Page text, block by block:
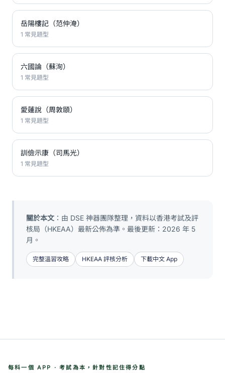
岳陽樓記（范仲淹）
1 常見題型
六國論（蘇洵）
1 常見題型
愛蓮說（周敦頤）
1 常見題型
訓儉示康（司馬光）
1 常見題型
關於本文 ：由 DSE 神器團隊整理，資料以香港考試及評
核局（HKEAA）最新公佈為準。最後更新：2026 年 5
月。
完整溫習攻略 HKEAA 評核分析 下載中文 App
每科一個 APP · 考試為本，針對性記住得分點